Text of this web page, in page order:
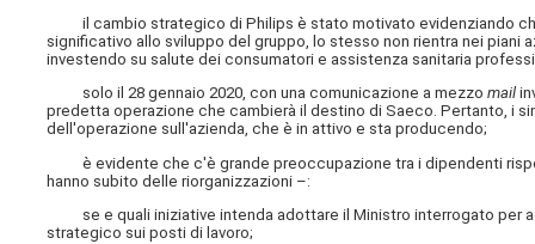
il cambio strategico di Philips è stato motivato evidenziando
significativo allo sviluppo del gruppo, lo stesso non rientra nei piani
investendo su salute dei consumatori e assistenza sanitaria
solo il 28 gennaio 2020, con una comunicazione a mezzomail
predetta operazione che cambierà il destino di Saeco. Pertanto, i
dell'operazione sull'azienda, che è in attivo e sta producendo;
è evidente che c'è grande preoccupazione tra i dipendenti
hanno subito delle riorganizzazioni –:
se e quali iniziative intenda adottare il Ministro interrogato per
strategico sui posti di lavoro;